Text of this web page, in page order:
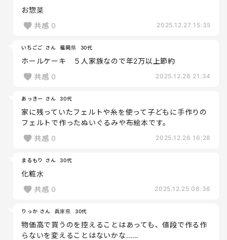
お惣菜
共感 0 2025.12.27 15:35
いちごご さん 福岡県 30代
ホールケーキ ５人家族なので年2万以上節約
共感 0 2025.12.26 21:34
あっきー さん 30代
家に残っていたフェルトや糸を使って子どもに手作りの
フェルトで作ったぬいぐるみや布絵本です。
共感 0 2025.12.26 16:28
まるもり さん 30代
化粧水
共感 0 2025.12.25 08:36
りっか さん 兵庫県 30代
物価高で買うのを控えることはあっても、値段で作る作
らないを変えることはないかな……